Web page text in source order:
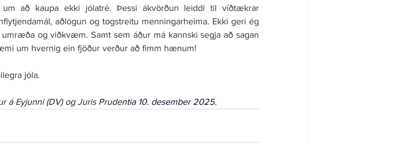
um að kaupa ekki jólatré. Þessi ákvörðun leiddi til víðtækrar
aðlögun og togstreitu menningarheima. Ekki geri ég
og viðkvæm. Samt sem áður má kannski segja að sagan
um hvernig ein fjöður verður að fimm hænum!
jóla.
á Eyjunni (DV) og Juris Prudentia 10. desember 2025.